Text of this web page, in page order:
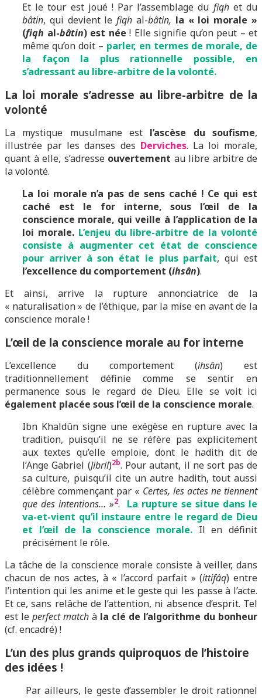
Et le tour est joué ! Par l’assemblage du fiqhet du
bâtin, qui devient lefiqh al-bâtin, la « loi morale »
(fiqh al-bâtin) est née ! Elle signifie qu’on peut – et
même qu’on doit – parler, en termes de morale, de
la façon la plus rationnelle possible, en
s’adressant au libre-arbitre de la volonté.
La loi morale s’adresse au libre-arbitre de la
volonté
La mystique musulmane est l’ascèse du soufisme,
illustrée par les danses des Derviches. La loi morale,
quant à elle, s’adresse ouvertement au libre arbitre de
la volonté.
La loi morale n’a pas de sens caché ! Ce qui est
caché est le for interne, sous l’œil de la
conscience morale, qui veille à l’application de la
loi morale. L’enjeu du libre-arbitre de la volonté
consiste à augmenter cet état de conscience
pour arriver à son état le plus parfait, qui est
l’excellence du comportement (ihsân).
Et ainsi, arrive la rupture annonciatrice de la
« naturalisation » de l’éthique, par la mise en avant de la
conscience morale !
L’œil de la conscience morale au for interne
L’excellence du comportement (ihsân) est
traditionnellement définie comme se sentir en
permanence sous le regard de Dieu. Elle se voit ici
également placée sous l’œil de la conscience morale.
Ibn Khaldûn signe une exégèse en rupture avec la
tradition, puisqu’il ne se réfère pas explicitement
aux textes qu’elle emploie, dont le hadith dit de
l’Ange Gabriel (Jibril)2b. Pour autant, il ne sort pas de
sa culture, puisqu’il cite un autre hadith, tout aussi
célèbre commençant par « Certes, les actes ne tiennent
que des intentions… »2. La rupture se situe dans le
va-et-vient qu’il instaure entre le regard de Dieu
et l’œil de la conscience morale. Il en définit
précisément le rôle.
La tâche de la conscience morale consiste à veiller, dans
chacun de nos actes, à « l’accord parfait » (ittifâq) entre
l’intention qui les anime et le geste qui les passe à l’acte.
Et ce, sans relâche de l’attention, ni absence d’esprit. Tel
est le perfect match à la clé de l’algorithme du bonheur
(cf. encadré) !
L’un des plus grands quiproquos de l’histoire
des idées !
Par ailleurs, le geste d’assembler le droit rationnel